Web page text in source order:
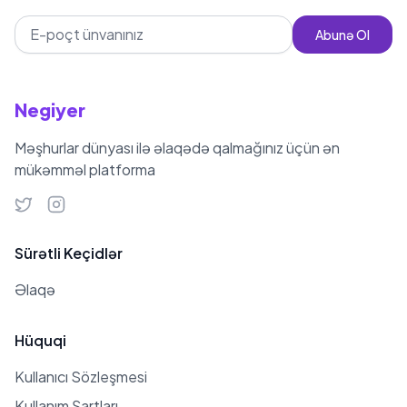
vəziyyətə komik bir şəkildə cavab
verib. Testo 26 yaşındadır və
2023-cü ildə sevgilisi ilə çəkdiyi bəzi
videolar mövcuddur. Sevgilisinin kim
olduğu barədə dəqiq məlumat
yoxdur. Testo Taylan, Fenerbahçe
powerlifter olaraq başlayıb.
arasında populyar bir fiqur halına
Abunə Ol
Negiyer
Məşhurlar dünyası ilə əlaqədə qalmağınız üçün ən
mükəmməl platforma
Sürətli Keçidlər
Əlaqə
Hüquqi
Kullanıcı Sözleşmesi